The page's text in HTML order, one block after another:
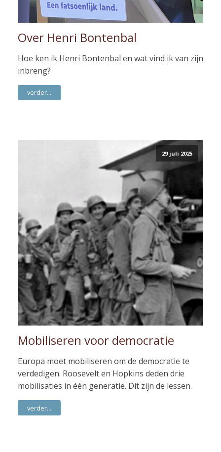
Over Henri Bontenbal
Hoe ken ik Henri Bontenbal en wat vind ik van zijn
inbreng?
verder...
29 juli 2025
Mobiliseren voor democratie
Europa moet mobiliseren om de democratie te
verdedigen. Roosevelt en Hopkins deden drie
mobilisaties in één generatie. Dit zijn de lessen.
verder...